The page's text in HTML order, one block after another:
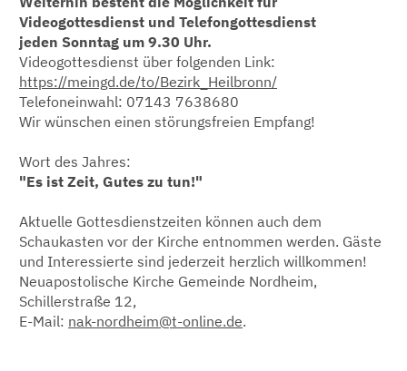
Videogottesdienst und Telefongottesdienst
jeden Sonntag um 9.30 Uhr.
Videogottesdienst über folgenden Link:
https://meingd.de/to/Bezirk_Heilbronn/
Telefoneinwahl: 07143 7638680
Wir wünschen einen störungsfreien Empfang!
Wort des Jahres:
"Es ist Zeit, Gutes zu tun!"
Aktuelle Gottesdienstzeiten können auch dem
Schaukasten vor der Kirche entnommen werden. Gäste
und Interessierte sind jederzeit herzlich willkommen!
Neuapostolische Kirche Gemeinde Nordheim,
Schillerstraße 12,
E-Mail: nak-nordheim@t-online.de.